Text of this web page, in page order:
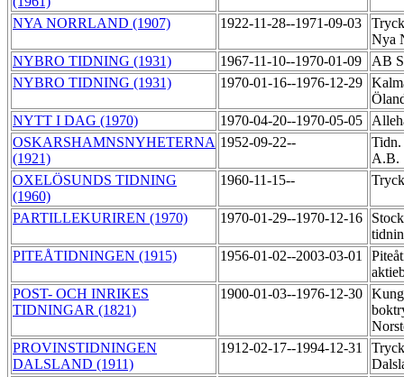
NYA NORRLAND (1907)
1922-11-28--1971-09-03
Nya
NYBRO TIDNING (1931)
1967-11-10--1970-01-09
AB
NYBRO TIDNING (1931)
1970-01-16--1976-12-29
NYTT I DAG (1970)
1970-04-20--1970-05-05
OSKARSHAMNSNYHETERNA
(1921)
1952-09-22--
Tidn.
A.B.
OXELÖSUNDS TIDNING
(1960)
1960-11-15--
PARTILLEKURIREN (1970) 1970-01-29--1970-12-16
PITEÅTIDNINGEN (1915)
1956-01-02--2003-03-01
POST- OCH INRIKES
TIDNINGAR (1821)
1900-01-03--1976-12-30
PROVINSTIDNINGEN
DALSLAND (1911)
1912-02-17--1994-12-31